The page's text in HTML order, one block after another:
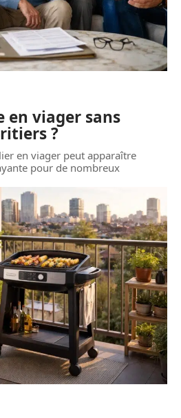
en viager sans
?
en viager peut apparaître
pour de nombreux